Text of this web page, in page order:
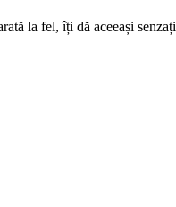
la fel, îți dă aceeași